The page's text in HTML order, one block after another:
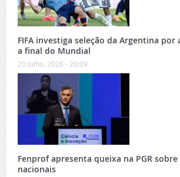
FIFA investiga seleção da Argentina por
a final do Mundial
20 Julho, 2026 - 20:09
Fenprof apresenta queixa na PGR sobre
nacionais